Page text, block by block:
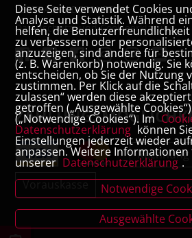
VERTRAG WIDERRUFEN
Datenschutz- und Cookieerklärung
Rechnung
Vorauskasse
Diese Seite verwendet Cookies
Analyse und Statistik. Während
helfen, die
zu verbessern oder
anzuzeigen, sind andere für
(z. B. Warenkorb) notwendig. Sie
entscheiden, ob Sie der Nutzung
zustimmen. Per Klick auf die
zulassen“ werden diese
getroffen („Ausgewählte
(„Notwendige Cookies“). Im
Datenschutzerklärung können
Einstellungen jederzeit wieder
anpassen. Weitere Informationen
unserer Datenschutzerklärung .
Notwendige
Ausgewählte